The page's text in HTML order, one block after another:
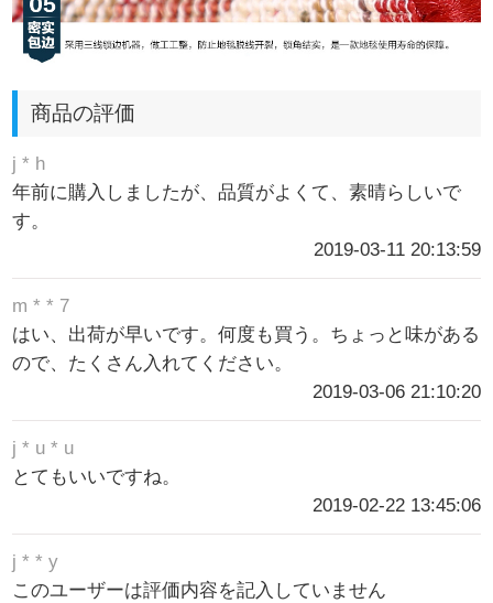
商品の評価
j * h
年前に購入しましたが、品質がよくて、素晴らしいで
す。
2019-03-11 20:13:59
m * * 7
はい、出荷が早いです。何度も買う。ちょっと味がある
ので、たくさん入れてください。
2019-03-06 21:10:20
j * u * u
とてもいいですね。
2019-02-22 13:45:06
j * * y
このユーザーは評価内容を記入していません